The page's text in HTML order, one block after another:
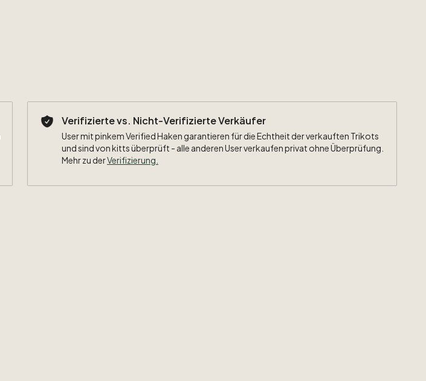
Verifizierte vs. Nicht-Verifizierte Verkäufer
User mit pinkem Verified Haken garantieren für die Echtheit der verkauften Trikots
und sind von kitts überprüft - alle anderen User verkaufen privat ohne Überprüfung.
Mehr zu derVerifizierung.